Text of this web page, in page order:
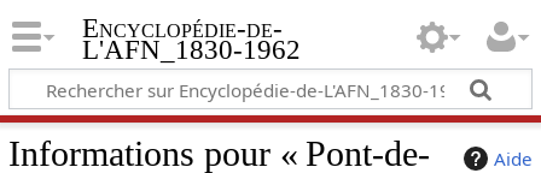
Encyclopédie-de-
L'AFN_1830-1962
Aide
Informations pour « Pont-de-